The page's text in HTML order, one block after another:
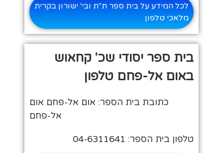
לכל המידע על בית ספר ת"ת ובי' ישורון בקרית
מלאכי טלפון
בית ספר יסודי שכ' קחאוש
באום אל-פחם טלפון
כתובת בית הספר: אום אל-פחם אום
אל-פחם
טלפון בית הספר: 04-6311641